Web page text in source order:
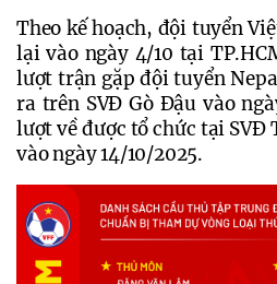
Theo kế hoạch, đội tuyển
lại vào ngày 4/10 tại
lượt trận gặp đội tuyển
ra trên SVĐ Gò Đậu vào
lượt về được tổ chức tại SVĐ
vào ngày 14/10/2025.